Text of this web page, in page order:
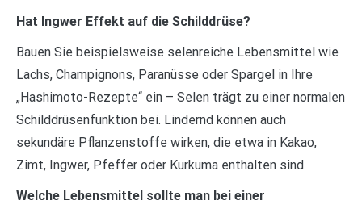
Hat Ingwer Effekt auf die Schilddrüse?
Bauen Sie beispielsweise selenreiche Lebensmittel wie
Lachs, Champignons, Paranüsse oder Spargel in Ihre
„Hashimoto-Rezepte“ ein – Selen trägt zu einer normalen
Schilddrüsenfunktion bei. Lindernd können auch
sekundäre Pflanzenstoffe wirken, die etwa in Kakao,
Zimt, Ingwer, Pfeffer oder Kurkuma enthalten sind.
Welche Lebensmittel sollte man bei einer